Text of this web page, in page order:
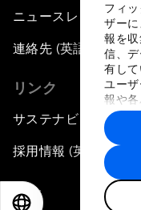
フィ
ザー
報を
信、
有して
ユー
報や
に収
トナー
す。
ニュースレター購読
連絡先 (英語のみ)
リンク
サステナビリティへ
採用情報 (英語のみ)
言語